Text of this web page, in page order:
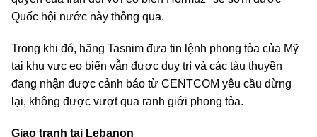
Quốc hội nước này thông qua.
Trong khi đó, hãng Tasnim đưa tin lệnh phong tỏa của Mỹ
tại khu vực eo biển vẫn được duy trì và các tàu thuyền
đang nhận được cảnh báo từ CENTCOM yêu cầu dừng
lại, không được vượt qua ranh giới phong tỏa.
Giao tranh tại Lebanon